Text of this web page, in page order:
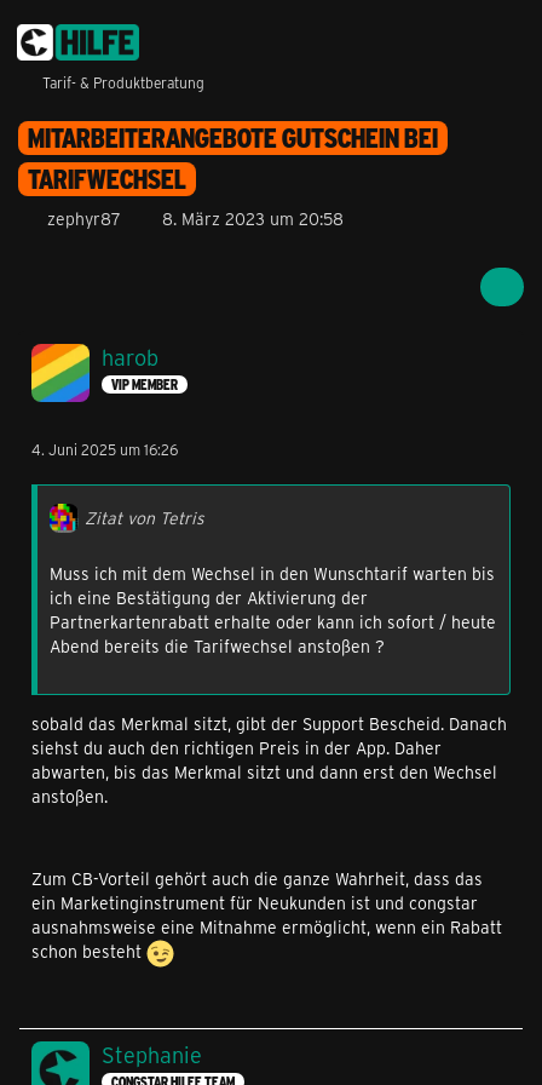
Tarif- & Produktberatung
MITARBEITERANGEBOTE GUTSCHEIN BEI
TARIFWECHSEL
zephyr87 8. März 2023 um 20:58
harob
VIP MEMBER
4. Juni 2025 um 16:26
Zitat von Tetris
Muss ich mit dem Wechsel in den Wunschtarif warten bis
ich eine Bestätigung der Aktivierung der
Partnerkartenrabatt erhalte oder kann ich sofort / heute
Abend bereits die Tarifwechsel anstoßen ?
sobald das Merkmal sitzt, gibt der Support Bescheid. Danach
siehst du auch den richtigen Preis in der App. Daher
abwarten, bis das Merkmal sitzt und dann erst den Wechsel
anstoßen.
Zum CB-Vorteil gehört auch die ganze Wahrheit, dass das
ein Marketinginstrument für Neukunden ist und congstar
ausnahmsweise eine Mitnahme ermöglicht, wenn ein Rabatt
schon besteht
Stephanie